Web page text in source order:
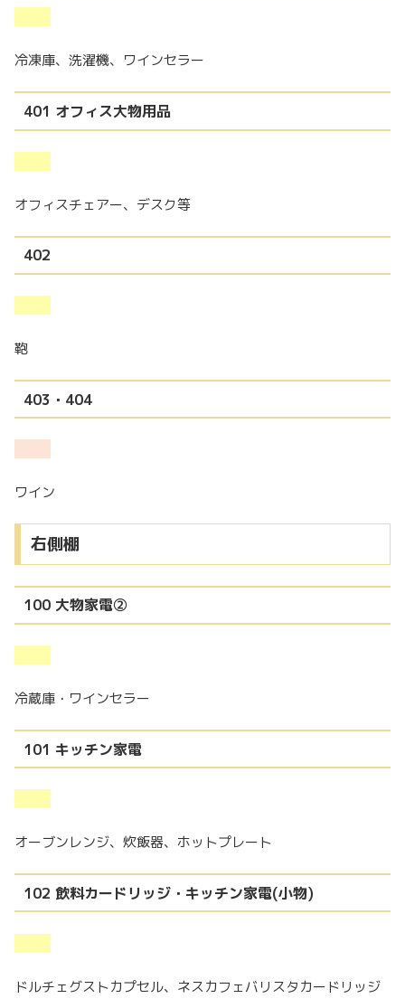
冷凍庫、洗濯機、ワインセラー
401 オフィス大物用品
オフィスチェアー、デスク等
402
鞄
403・404
ワイン
右側棚
100 大物家電②
冷蔵庫・ワインセラー
101 キッチン家電
オーブンレンジ、炊飯器、ホットプレート
102 飲料カードリッジ・キッチン家電(小物)
ドルチェグストカプセル、ネスカフェバリスタカードリッジ